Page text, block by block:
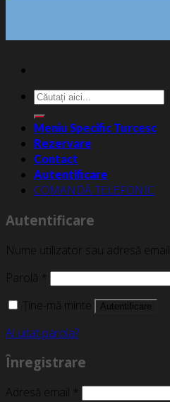
Caută
după:
Meniu Specific Turcesc
Rezervare
Contact
Autentificare
COMANDĂ TELEFONIC
Autentificare
Nume utilizator sau adresă email
Parolă *
Ține-mă minte
Autentificare
Ai uitat parola?
Înregistrare
Adresă email *